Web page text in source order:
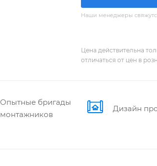
Наши менеджеры
Цена действительна
отличаться от цен в
Опытные бригады
монтажников
Дизайн